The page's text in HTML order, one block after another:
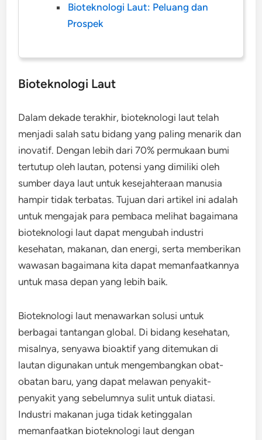
Bioteknologi Laut: Peluang dan
Prospek
Bioteknologi Laut
Dalam dekade terakhir, bioteknologi laut telah
menjadi salah satu bidang yang paling menarik dan
inovatif. Dengan lebih dari 70% permukaan bumi
tertutup oleh lautan, potensi yang dimiliki oleh
sumber daya laut untuk kesejahteraan manusia
hampir tidak terbatas. Tujuan dari artikel ini adalah
untuk mengajak para pembaca melihat bagaimana
bioteknologi laut dapat mengubah industri
kesehatan, makanan, dan energi, serta memberikan
wawasan bagaimana kita dapat memanfaatkannya
untuk masa depan yang lebih baik.
Bioteknologi laut menawarkan solusi untuk
berbagai tantangan global. Di bidang kesehatan,
misalnya, senyawa bioaktif yang ditemukan di
lautan digunakan untuk mengembangkan obat-
obatan baru, yang dapat melawan penyakit-
penyakit yang sebelumnya sulit untuk diatasi.
Industri makanan juga tidak ketinggalan
memanfaatkan bioteknologi laut dengan